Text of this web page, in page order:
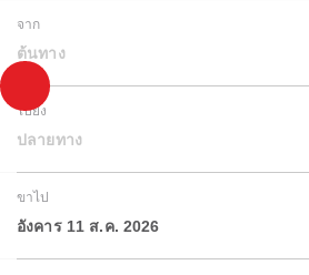
จาก
ต้นทาง
ไปยัง
ปลายทาง
ขาไป
อังคาร 11 ส.ค. 2026